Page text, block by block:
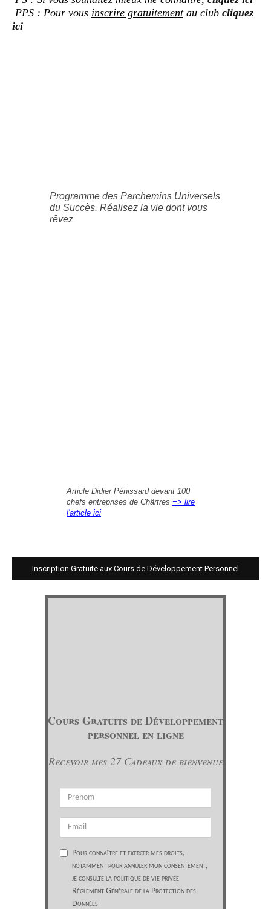
PPS : Pour vous inscrire gratuitementau club cliquez
ici
Programme des Parchemins Universels
du Succès. Réalisez la vie dont vous
rêvez
Article Didier Pénissard devant 100
chefs entreprises de Chârtres => lire
l'article ici
Inscription Gratuite aux Cours de Développement Personnel
Cours Gratuits de Développement
personnel en ligne
Recevoir mes 27 Cadeaux de bienvenue
Pour connaître et exercer mes droits,
notamment pour annuler mon consentement,
je consulte la politique de vie privée
Réglement Générale de la Protection des
Données